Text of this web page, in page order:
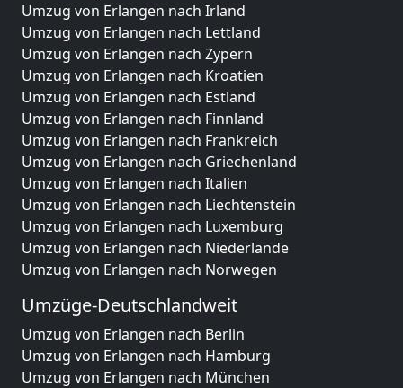
Umzug von Erlangen nach Irland
Umzug von Erlangen nach Lettland
Umzug von Erlangen nach Zypern
Umzug von Erlangen nach Kroatien
Umzug von Erlangen nach Estland
Umzug von Erlangen nach Finnland
Umzug von Erlangen nach Frankreich
Umzug von Erlangen nach Griechenland
Umzug von Erlangen nach Italien
Umzug von Erlangen nach Liechtenstein
Umzug von Erlangen nach Luxemburg
Umzug von Erlangen nach Niederlande
Umzug von Erlangen nach Norwegen
Umzüge-Deutschlandweit
Umzug von Erlangen nach Berlin
Umzug von Erlangen nach Hamburg
Umzug von Erlangen nach München